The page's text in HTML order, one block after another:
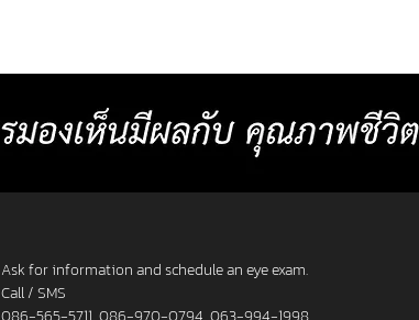
with blue light protection 5. Satisfaction
Guarantee up to 60 days.
Ask for information and schedule an eye exam.
Call / SMS